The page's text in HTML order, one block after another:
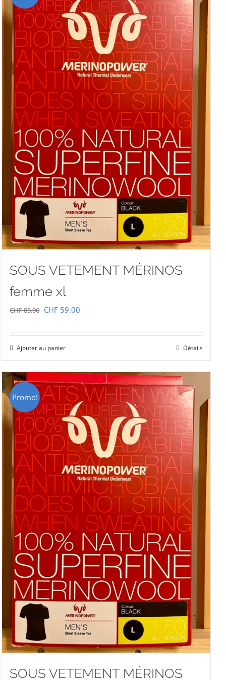
SOUS VETEMENT MÉRINOS
femme xl
CHF85.00 Le
initial
était :
CHF 85.00.
CHF 59.00
actuel
CHF 59.00.
Ajouter au panier Détails
Promo!
SOUS VETEMENT MÉRINOS